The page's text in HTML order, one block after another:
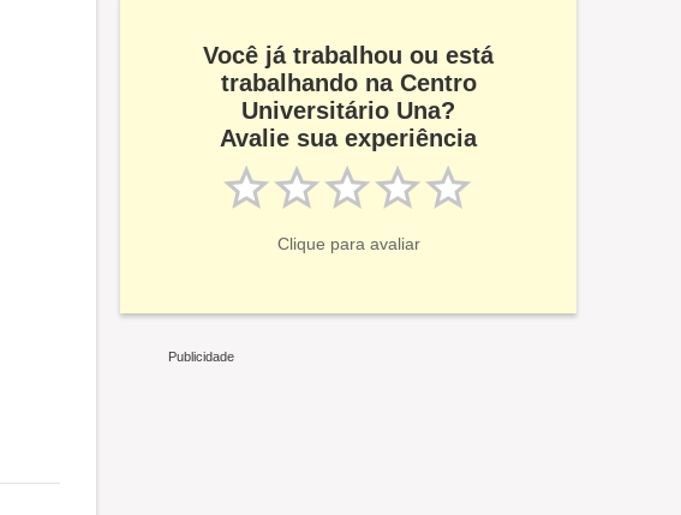
Você já trabalhou ou está
trabalhando na Centro
Universitário Una?
Avalie sua experiência
Clique para avaliar